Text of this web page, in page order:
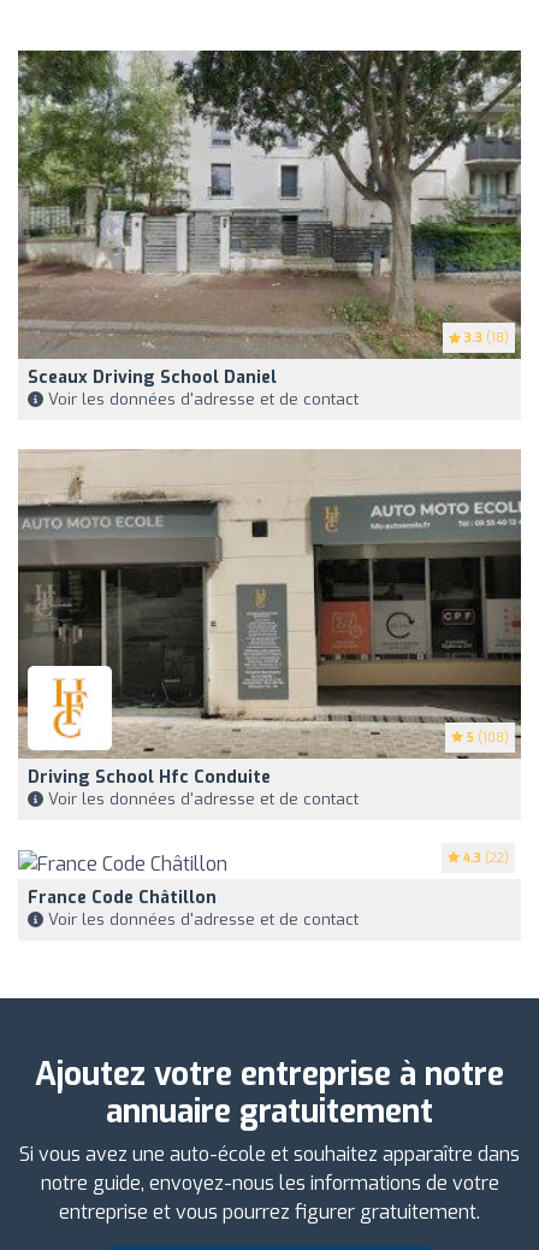
3.3 (18)
Sceaux Driving School Daniel
Voir les données d'adresse et de contact
5 (108)
Driving School Hfc Conduite
Voir les données d'adresse et de contact
4.3 (22)
France Code Châtillon
Voir les données d'adresse et de contact
Ajoutez votre entreprise à notre
annuaire gratuitement
Si vous avez une auto-école et souhaitez apparaître dans
notre guide, envoyez-nous les informations de votre
entreprise et vous pourrez figurer gratuitement.